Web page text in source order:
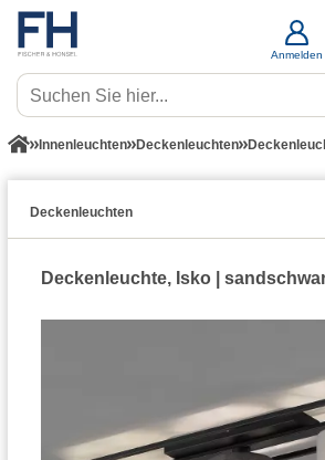
Anmelden
Innenleuchten Deckenleuchten
Deckenleuchten
Deckenleuchte, Isko |